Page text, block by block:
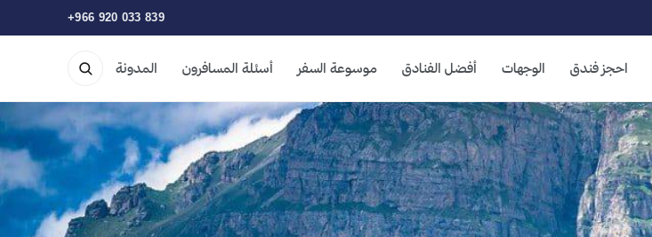
+966 920 033 839
احجز فندق الوجهات أفضل الفنادق موسوعة السفر أسئلة المسافرون المدونة